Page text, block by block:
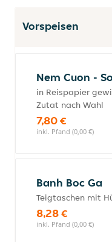
Vorspeisen
Nem Cuon -
in Reispapier
Zutat nach Wahl
7,80 €
inkl. Pfand (0,00 €)
Banh Boc Ga
Teigtaschen mit
8,28 €
inkl. Pfand (0,00 €)